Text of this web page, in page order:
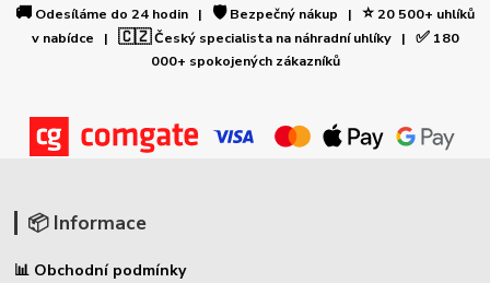
🚚 Odesíláme do 24 hodin | 🛡️Bezpečný nákup | ⭐20 500+ uhlíků
v nabídce | 🇨🇿Český specialista na náhradní uhlíky | ✅180
000+ spokojených zákazníků
📦 Informace
📊 Obchodní podmínky